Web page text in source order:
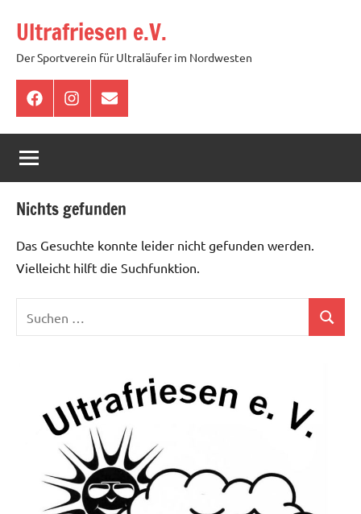
Inhalt
springen
Ultrafriesen e.V.
Der Sportverein für Ultraläufer im Nordwesten
FacebookInstagram
E-
Mail
Nichts gefunden
Das Gesuchte konnte leider nicht gefunden werden.
Vielleicht hilft die Suchfunktion.
nach:
Suchen